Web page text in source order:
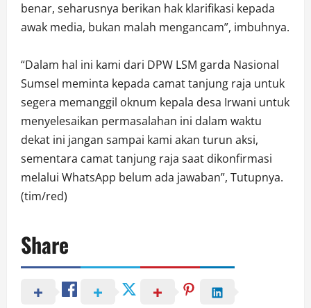
benar, seharusnya berikan hak klarifikasi kepada
awak media, bukan malah mengancam”, imbuhnya.
“Dalam hal ini kami dari DPW LSM garda Nasional
Sumsel meminta kepada camat tanjung raja untuk
segera memanggil oknum kepala desa Irwani untuk
menyelesaikan permasalahan ini dalam waktu
dekat ini jangan sampai kami akan turun aksi,
sementara camat tanjung raja saat dikonfirmasi
melalui WhatsApp belum ada jawaban”, Tutupnya.
(tim/red)
Share